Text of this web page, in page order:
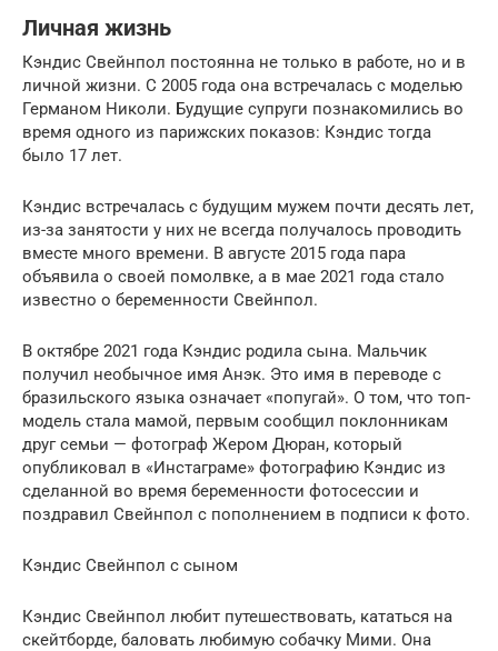
Личная жизнь
Кэндис Свейнпол постоянна не только в работе, но и в
личной жизни. С 2005 года она встречалась с моделью
Германом Николи. Будущие супруги познакомились во
время одного из парижских показов: Кэндис тогда
было 17 лет.
Кэндис встречалась с будущим мужем почти десять лет,
из-за занятости у них не всегда получалось проводить
вместе много времени. В августе 2015 года пара
объявила о своей помолвке, а в мае 2021 года стало
известно о беременности Свейнпол.
В октябре 2021 года Кэндис родила сына. Мальчик
получил необычное имя Анэк. Это имя в переводе с
бразильского языка означает «попугай». О том, что топ-
модель стала мамой, первым сообщил поклонникам
друг семьи — фотограф Жером Дюран, который
опубликовал в «Инстаграме» фотографию Кэндис из
сделанной во время беременности фотосессии и
поздравил Свейнпол с пополнением в подписи к фото.
Кэндис Свейнпол с сыном
Кэндис Свейнпол любит путешествовать, кататься на
скейтборде, баловать любимую собачку Мими. Она